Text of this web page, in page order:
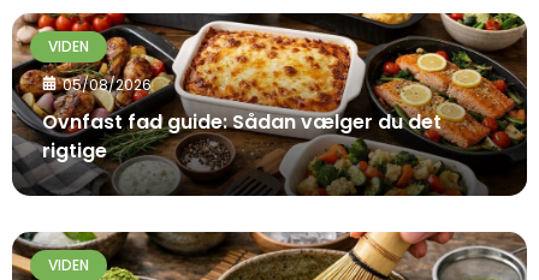
VIDEN
05/08/2026
Ovnfast fad guide: Sådan vælger du det
rigtige
VIDEN